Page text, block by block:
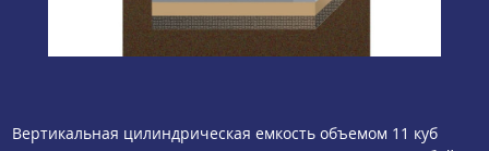
Вертикальная цилиндрическая емкость объемом 11 куб